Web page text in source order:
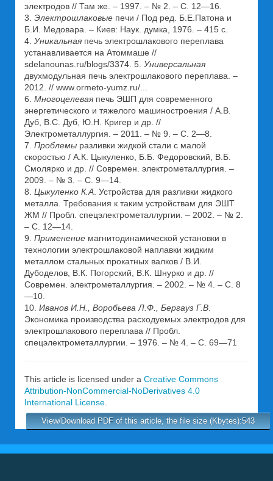
электродов // Там же. – 1997. – № 2. – С. 12—16.
3. Электрошлаковые печи / Под ред. Б.Е.Патона и
Б.И. Медовара. – Киев: Наук. думка, 1976. – 415 с.
4. Уникальная печь электрошлакового переплава
устанавливается на Атоммаше //
sdelanounas.ru/blogs/3374. 5. Универсальная
двухмодульная печь электрошлакового переплава. –
2012. // www.ormeto-yumz.ru/...
6. Многоцелевая печь ЭШП для современного
энергетического и тяжелого машиностроения / А.В.
Дуб, В.С. Дуб, Ю.Н. Кригер и др. //
Электрометаллургия. – 2011. – № 9. – С. 2—8.
7. Проблемы разливки жидкой стали с малой
скоростью / А.К. Цыкуленко, Б.Б. Федоровский, В.Б.
Смолярко и др. // Современ. электрометаллургия. –
2009. – № 3. – С. 9—14.
8. Цыкуленко К.А . Устройства для разливки жидкого
металла. Требования к таким устройствам для ЭШТ
ЖМ // Пробл. спецэлектрометаллургии. – 2002. – № 2.
– С. 12—14.
9. Применение магнитодинамической установки в
технологии электрошлаковой наплавки жидким
металлом стальных прокатных валков / В.И.
Дубоделов, В.К. Погорский, В.К. Шнурко и др. //
Современ. электрометаллургия. – 2002. – № 4. – С. 8
—10.
10. Иванов И.Н., Воробьева Л.Ф., Бергауз Г.В
Экономика производства расходуемых электродов для
электрошлакового переплава // Пробл.
спецэлектрометаллургии. – 1976. – № 4. – С. 69—71
This article is licensed under a Creative Commons
Attribution-NonCommercial-NoDerivatives 4.0
International License
View/Download PDF of this article, the file size (Kbytes):543